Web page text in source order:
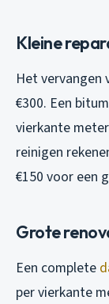
Kleine
Het vervangen
€300. Een
vierkante
reinigen
€150 voor een
Grote
Een complete
per vierkante